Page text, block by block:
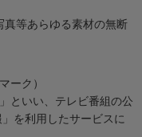
真等あらゆる素材の無断
ーク）
といい、テレビ番組の公
を利用したサービスに